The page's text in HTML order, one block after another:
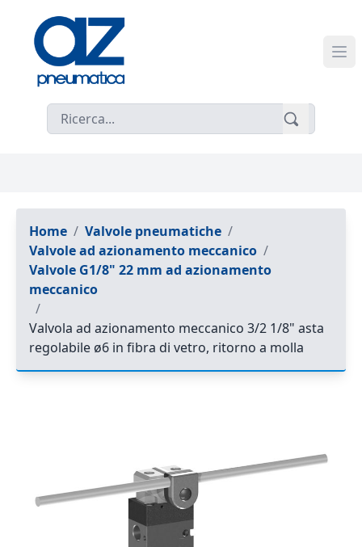
Home / Valvole pneumatiche /
Valvole ad azionamento meccanico /
Valvole G1/8" 22 mm ad azionamento
meccanico
/
Valvola ad azionamento meccanico 3/2 1/8" asta
regolabile ø6 in fibra di vetro, ritorno a molla